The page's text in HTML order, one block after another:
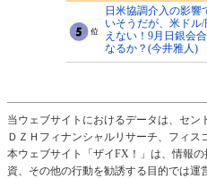
日米協調介入の影響
いそうだが、米ドル
えない！9月日銀会
なるか？(今井雅人)
当ウェブサイトにおけるデータは、セン
ＤＺＨフィナンシャルリサーチ、フィス
本ウェブサイト「ザイFX！」は、情報
資、その他の行動を勧誘する目的では